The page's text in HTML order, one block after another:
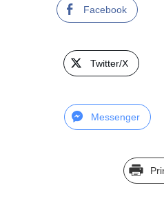
Facebook
Twitter/X
Messenger